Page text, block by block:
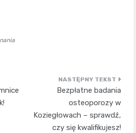
Bezpłatne badania
osteoporozy w
Koziegłowach – sprawdź,
czy się kwalifikujesz!